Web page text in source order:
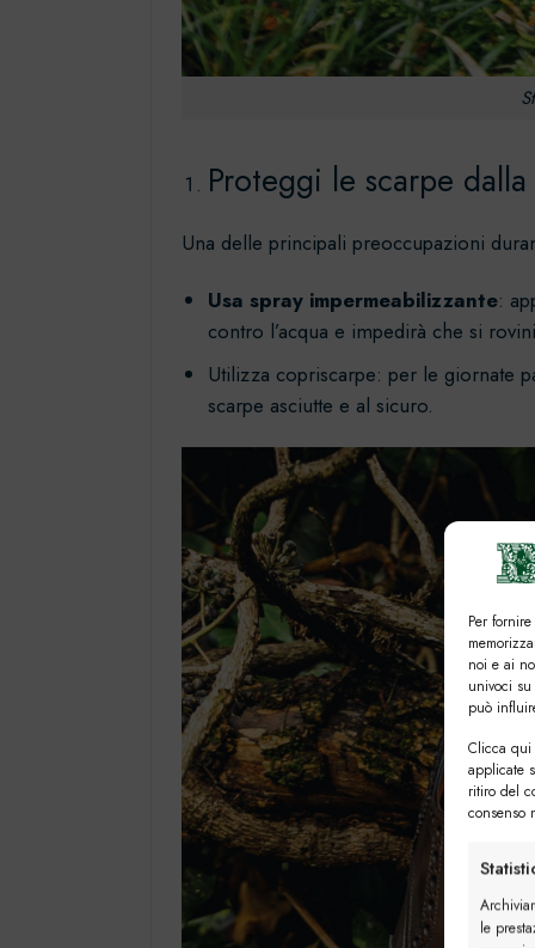
Per
noi e ai
univoci
può
Clicca qui
applicate
ritiro del
consenso
le
Proteggi le scarpe
Una delle principali preoccupazioni
Usa spray impermeabilizzante:
contro l’acqua e impedirà che si
Utilizza copriscarpe: per le giornate
scarpe asciutte e al sicuro.